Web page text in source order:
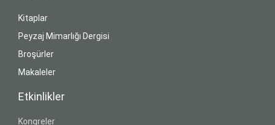
Kitaplar
Peyzaj Mimarlığı Dergisi
Broşürler
Makaleler
Etkinlikler
Kongreler